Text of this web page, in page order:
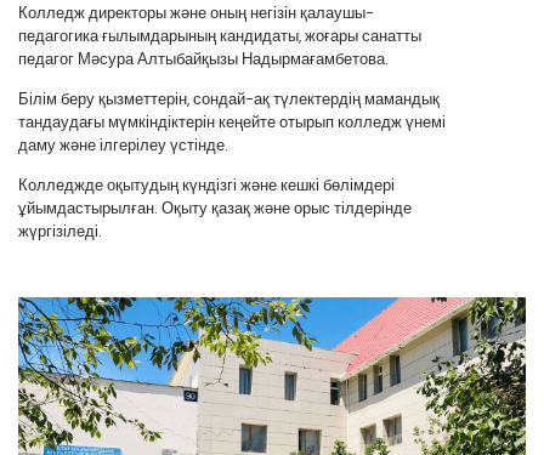
Колледж директоры және оның негізін қалаушы-
педагогика ғылымдарының кандидаты, жоғары санатты
педагог Мәсура Алтыбайқызы Надырмағамбетова.
Білім беру қызметтерін, сондай-ақ түлектердің мамандық
тандаудағы мүмкіндіктерін кеңейте отырып колледж үнемі
даму және ілгерілеу үстінде.
Колледжде оқытудың күндізгі және кешкі бөлімдері
ұйымдастырылған. Оқыту қазақ және орыс тілдерінде
жүргізіледі.